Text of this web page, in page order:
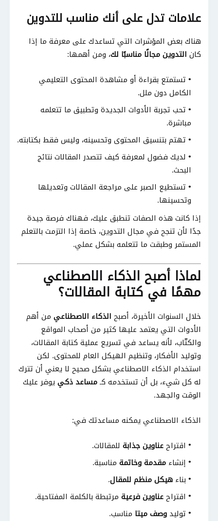
علامات تدل على أنك مناسب للتدوين
هناك بعض المؤشرات التي تساعدك على معرفة ما إذا
كان التدوين مجالًا مناسبًا لك، ومن أهمها:
تستمتع بقراءة أو مشاهدة المحتوى التعليمي
الكامل دون ملل.
تحب تجربة الأدوات الجديدة وتطبيق ما تتعلمه
مباشرة.
تهتم بتنسيق المحتوى وتحسينه، وليس فقط بكتابته.
لديك فضول لمعرفة كيف تتصدر المقالات نتائج
البحث.
تستطيع الصبر على مراجعة المقالات وتعديلها
وتحسينها.
إذا كانت هذه الصفات تنطبق عليك، فهناك فرصة جيدة
جدًا لأن تنجح في مجال التدوين، خاصة إذا التزمت بالتعلم
المستمر وطبقت ما تتعلمه بشكل عملي.
لماذا أصبح الذكاء الاصطناعي
مهمًا في كتابة المقالات؟
خلال السنوات الأخيرة، أصبح الذكاء الاصطناعي من أهم
الأدوات التي يعتمد عليها كثير من أصحاب المواقع
والكتّاب، لأنه يساعد في تسريع عملية كتابة المقالات،
وتوليد الأفكار، وتنظيم الهيكل العام للمحتوى. لكن
استخدام الذكاء الاصطناعي بشكل صحيح لا يعني أن تترك
له كل شيء، بل أن تستخدمه كـمساعد ذكي يوفر عليك
الوقت والجهد.
الذكاء الاصطناعي يمكنه مساعدتك في:
اقتراحعناوين جذابة للمقالات.
إنشاء مقدمة وخاتمة مناسبة.
بناء هيكل منظم للمقال.
اقتراحعناوين فرعية مرتبطة بالكلمة المفتاحية.
توليد وصف ميتا مناسب.